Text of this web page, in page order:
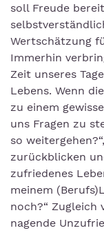
soll Freude
Wertschätzung
Immerhin
Zeit unseres
Lebens. Wenn
zu einem
uns Fragen zu
so
zurückblicken
zufriedenes
meinem
noch?“ Zugleich
nagende